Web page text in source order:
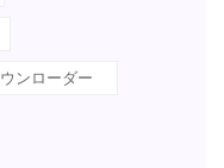
ンローダー